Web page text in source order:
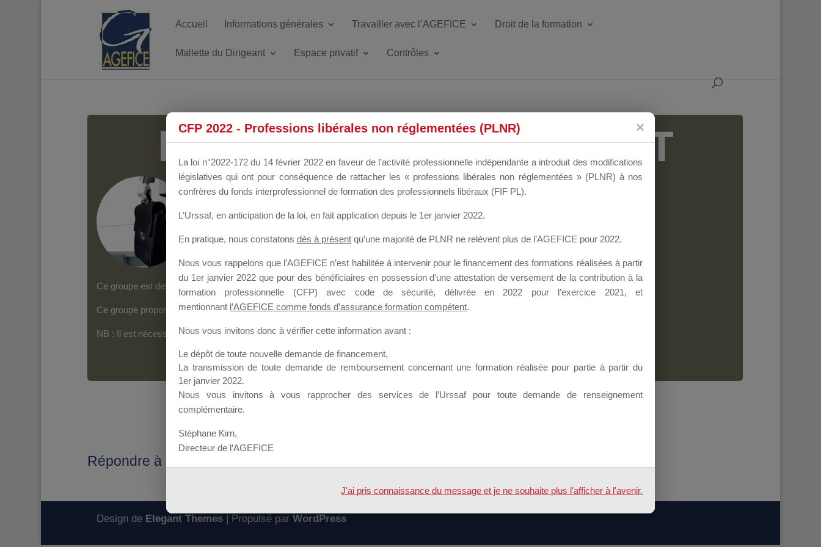
Accueil Informations générales Travailler avec l’AGEFICE Droit de la formation
Mallette du Dirigeant Espace privatif Contrôles
MALLETTE DU DIRIGEANT
Groupe Public il y a un mois
Ce groupe est destiné aux Organismes de Formation qui souhaitent répondre à l’Appel à Propositions Mallette du Dirigeant.
Ce groupe propose un forum dédié au support sur lequel il est possible de laisser un message ou poser une question.
NB : Il est nécessaire d’êtreinscrit(e)pour pouvoir rejoindre ce groupe
Répondre à : Fiche d'information Organisme
Design de Elegant Themes| Propulsé par WordPress
CFP 2022 - Professions libérales non réglementées (PLNR)
La loi n°2022-172 du 14 février 2022 en faveur de l’activité professionnelle indépendante a introduit des modifications
législatives qui ont pour conséquence de rattacher les « professions libérales non réglementées » (PLNR) à nos
confrères du fonds interprofessionnel de formation des professionnels libéraux (FIF PL).
L’Urssaf, en anticipation de la loi, en fait application depuis le 1er janvier 2022.
En pratique, nous constatons dès à présent qu’une majorité de PLNR ne relèvent plus de l’AGEFICE pour 2022.
Nous vous rappelons que l’AGEFICE n’est habilitée à intervenir pour le financement des formations réalisées à partir
du 1er janvier 2022 que pour des bénéficiaires en possession d’une attestation de versement de la contribution à la
formation professionnelle (CFP) avec code de sécurité, délivrée en 2022 pour l’exercice 2021, et
mentionnant l’AGEFICE comme fonds d’assurance formation compétent.
Nous vous invitons donc à vérifier cette information avant :
Le dépôt de toute nouvelle demande de financement,
La transmission de toute demande de remboursement concernant une formation réalisée pour partie à partir du
1er janvier 2022.
Nous vous invitons à vous rapprocher des services de l’Urssaf pour toute demande de renseignement
complémentaire.
Stéphane Kirn,
Directeur de l’AGEFICE
J'ai pris connaissance du message et je ne souhaite plus l'afficher à l'avenir.